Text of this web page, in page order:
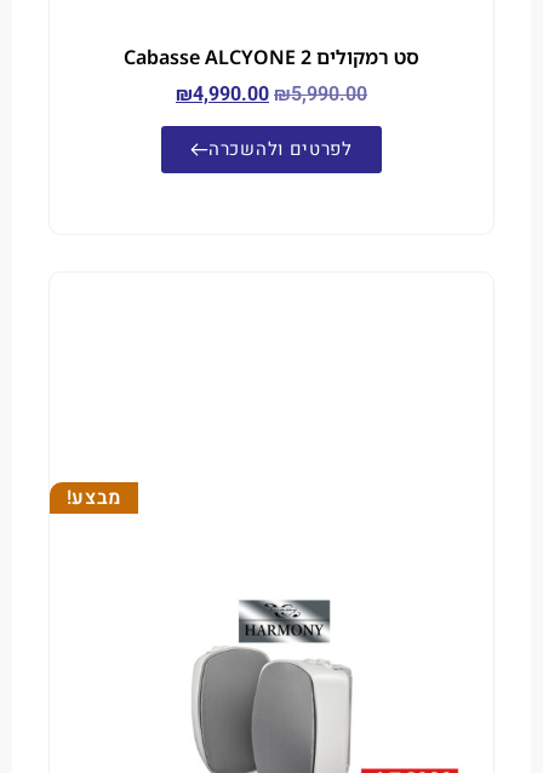
סט רמקולים Cabasse ALCYONE 2
₪
₪4,990.00
לפרטים ולהשכרה